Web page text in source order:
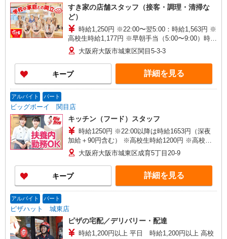
すき家の店舗スタッフ（接客・調理・清掃な
ど）
時給1,250円 ※22:00〜翌5:00：時給1,563円 ※
高校生時給1,177円 ※早朝手当（5:00〜9:00）時給
＋150円大阪府大阪市城東区関目5-3-3
キープ 詳細を見る
アルバイト パート
ビッグボーイ 関目店
キッチン（フード）スタッフ
時給1250円 ※22:00以降は時給1653円（深夜
加給＋90円含む） ※高校生時給1200円 ※高校生
は学校からの許可が必要な場合、通学中の学校か
らの許可証が必要となります。
大阪府大阪市城東区成育5丁目20-9
キープ 詳細を見る
アルバイト パート
ピザハット 城東店
ピザの宅配／デリバリー・配達
時給1,200円以上 平日 時給1,200円以上 高校